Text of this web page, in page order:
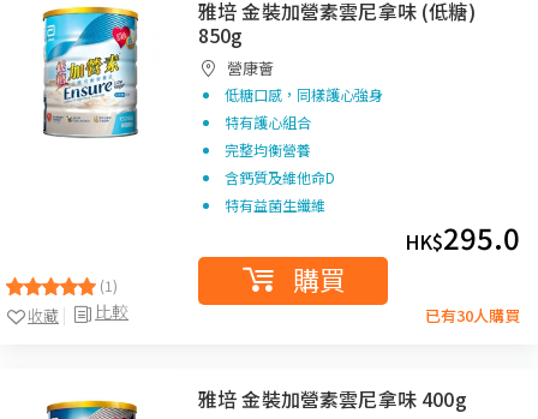
(1)
比較
收藏
雅培 金裝加營素雲尼拿味 (低糖)
850g
營康薈
低糖口感，同樣護心強身
特有護心組合
完整均衡營養
含鈣質及維他命D
特有益菌生纖維
HK$295.0
購買
已有30人購買
雅培 金裝加營素雲尼拿味 400g